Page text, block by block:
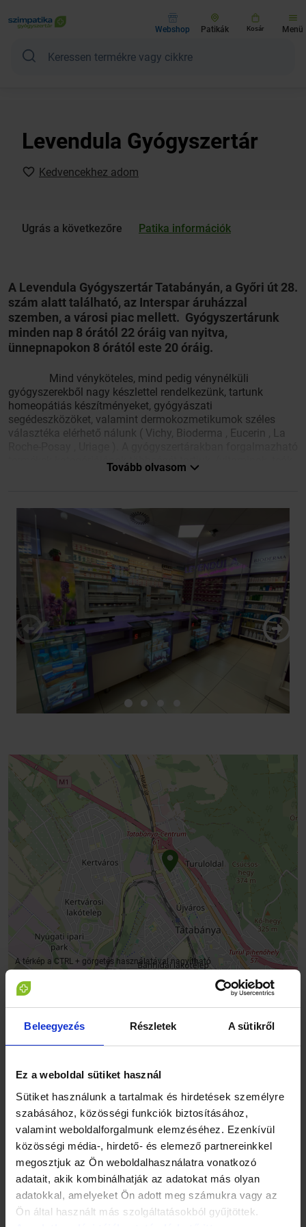
Beleegyezés Részletek A sütikről
Ez a weboldal sütiket használ
Sütiket használunk a tartalmak és hirdetések személyre
szabásához, közösségi funkciók biztosításához,
valamint weboldalforgalmunk elemzéséhez. Ezenkívül
közösségi média-, hirdető- és elemező partnereinkkel
megosztjuk az Ön weboldalhasználatra vonatkozó
adatait, akik kombinálhatják az adatokat más olyan
adatokkal, amelyeket Ön adott meg számukra vagy az
Ön által használt más szolgáltatásokból gyűjtöttek.
Webshop Patikák Kosár Menü
Levendula Gyógyszertár
Kedvencekhez adom
Ugrás a következőre Patika információk
A Levendula Gyógyszertár Tatabányán, a Győri út 28.
szám alatt található, az Interspar áruházzal
szemben, a városi piac mellett. Gyógyszertárunk
minden nap 8 órától 22 óráig van nyitva,
ünnepnapokon 8 órától este 20 óráig.
Mind vényköteles, mind pedig vénynélküli
gyógyszerekből nagy készlettel rendelkezünk, tartunk
homeopátiás készítményeket, gyógyászati
segédeszközöket, valamint dermokozmetikumok széles
választéka elérhető nálunk ( Vichy, Bioderma , Eucerin , La
termékek kategóriájának többségét tartjuk (vitaminok, teák,
szájhigiéniás, babaápolási termékek, stb.). Amennyiben a
Nagy létszámú, hozzáértő szakképzett gyógyszerészek
és szakasszisztensek biztosítják a betegek szakszerű és
gyors ellátását nyolc gyógyszerkiadó helyen. Ennek
köszönhetően a várakozási idő minimális. A gyógyszertár
szabadpolcos rendszerben működik, az itt található
termékeket a betegek sorban állás nélkül vihetik a
péntárhoz.
Tovább olvasom
A térkép a CTRL + görgetés használatával nagyítható
Patika információk
2800 Tatabánya, Győri út 25.
Telefon
+36 34510433
Email cím
levendulapatika1@gmail.com
Fizetési módok
készpénz,bankkártya, Egészségpénztári Kártya